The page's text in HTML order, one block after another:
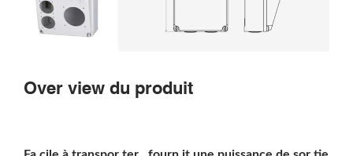
Over view du produit